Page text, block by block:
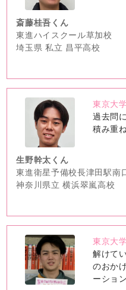
斎藤桂吾くん
東進ハイスクール草加校
埼玉県 私立 昌平高校
no
image
東京大
過去問
積み重
生野幹太くん
東進衛星予備校長津田駅南
神奈川県立 横浜翠嵐高校
no
image
東京大
解けて
のおか
ーショ